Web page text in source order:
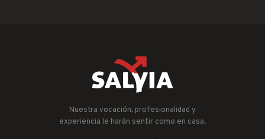
Nuestra vocación, profesionalidad y
experiencia le harán sentir como en casa.